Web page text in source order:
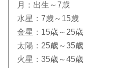
月：出生～7歳
水星：7歳～15歳
金星：15歳～25歳
太陽：25歳～35歳
火星：35歳～45歳